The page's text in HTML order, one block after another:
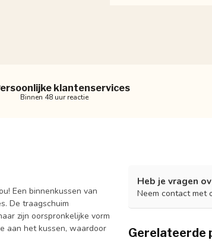
klantenservices
Binnen 48 uur reactie
Een binnenkussen van
De traagschuim
zijn oorspronkelijke vorm
aan het kussen, waardoor
Heb je vragen
Neem contact met
Gerelateerde